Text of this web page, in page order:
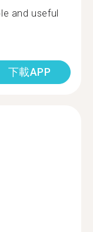
and useful
下載APP